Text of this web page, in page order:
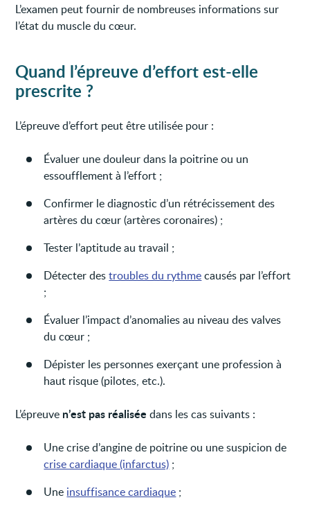
L’examen peut fournir de nombreuses informations sur
l’état du muscle du cœur.
Quand l’épreuve d’effort est-elle
prescrite ?
L’épreuve d’effort peut être utilisée pour :
Évaluer une douleur dans la poitrine ou un
essoufflement à l’effort ;
Confirmer le diagnostic d’un rétrécissement des
artères du cœur (artères coronaires) ;
Tester l’aptitude au travail ;
Détecter destroubles du rythmecausés par l’effort
;
Évaluer l’impact d’anomalies au niveau des valves
du cœur ;
Dépister les personnes exerçant une profession à
haut risque (pilotes, etc.).
L’épreuve n’est pas réalisée dans les cas suivants :
Une crise d’angine de poitrine ou une suspicion de
crise cardiaque (infarctus) ;
Une insuffisance cardiaque ;